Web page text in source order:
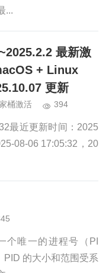
...
最新激
+ Linux
更新
桶激活 394
最近更新时间：2025
08-06 17:05:32，20
个唯一的进程号（PI
PID 的大小和范围受系